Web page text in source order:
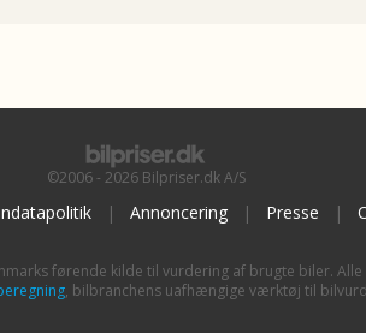
©2006 - 2026 Bilpriser.dk A/S
| Annoncering | Presse |
førende kilde til vurdering af brugte biler.
, bilbranchens uafhængige værktøj til